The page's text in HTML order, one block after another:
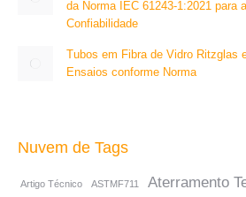
da Norma IEC 61243-1:2021 para
Confiabilidade
Tubos em Fibra de Vidro Ritzglas
Ensaios conforme Norma
Nuvem de Tags
Artigo Técnico ASTMF711 Aterramento